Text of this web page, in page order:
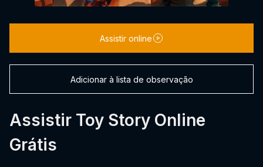
Assistir Toy Story Online
Grátis
Assistir online
Adicionar à lista de observação